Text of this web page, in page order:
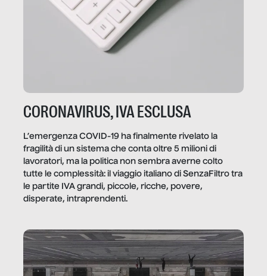
CORONAVIRUS, IVA ESCLUSA
L’emergenza COVID-19 ha finalmente rivelato la
fragilità di un sistema che conta oltre 5 milioni di
lavoratori, ma la politica non sembra averne colto
tutte le complessità: il viaggio italiano di SenzaFiltro tra
le partite IVA grandi, piccole, ricche, povere,
disperate, intraprendenti.